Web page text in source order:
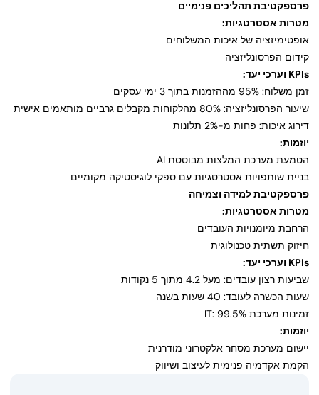
פרספקטיבת תהליכים פנימיים
מטרות אסטרטגיות:
אופטימיזציה של איכות המשלוחים
קידום הפרסונליזציה
KPIs וערכי יעד:
זמן משלוח: 95% מההזמנות בתוך 3 ימי עסקים
שיעור הפרסונליזציה: 80% מהלקוחות מקבלים גרביים מותאמים אישית
דירוג איכות: פחות מ-2% תלונות
יוזמות:
הטמעת מערכת המלצות מבוססת AI
בניית שותפויות אסטרטגיות עם ספקי לוגיסטיקה מקומיים
פרספקטיבת למידה וצמיחה
מטרות אסטרטגיות:
הרחבת מיומנויות העובדים
חיזוק תשתית טכנולוגית
KPIs וערכי יעד:
שביעות רצון עובדים: מעל 4.2 מתוך 5 נקודות
שעות הכשרה לעובד: 40 שעות בשנה
זמינות מערכת IT: 99.5%
יוזמות:
יישום מערכת מסחר אלקטרוני מודרנית
הקמת אקדמיה פנימית לעיצוב ושיווק